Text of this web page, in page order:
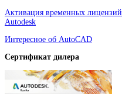
Активация временных лицензий
Autodesk
Интересное об AutoCAD
Сертификат дилера